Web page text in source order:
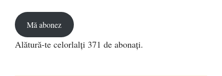
Mă abonez
Alătură-te celorlalți 371 de abonați.